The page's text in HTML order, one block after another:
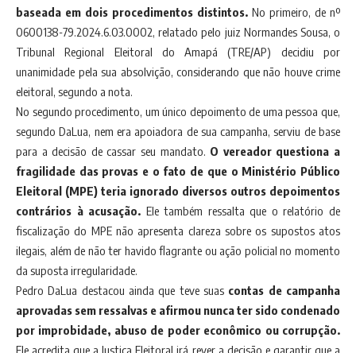
baseada em dois procedimentos distintos. No primeiro, de nº
0600138-79.2024.6.03.0002, relatado pelo juiz Normandes Sousa, o
Tribunal Regional Eleitoral do Amapá (TRE/AP) decidiu por
unanimidade pela sua absolvição, considerando que não houve crime
eleitoral, segundo a nota.
No segundo procedimento, um único depoimento de uma pessoa que,
segundo DaLua, nem era apoiadora de sua campanha, serviu de base
para a decisão de cassar seu mandato. O vereador questiona a
fragilidade das provas e o fato de que o Ministério Público
Eleitoral (MPE) teria ignorado diversos outros depoimentos
contrários à acusação. Ele também ressalta que o relatório de
fiscalização do MPE não apresenta clareza sobre os supostos atos
ilegais, além de não ter havido flagrante ou ação policial no momento
da suposta irregularidade.
Pedro DaLua destacou ainda que teve suas contas de campanha
aprovadas sem ressalvas e afirmou nunca ter sido condenado
por improbidade, abuso de poder econômico ou corrupção.
Ele acredita que a Justiça Eleitoral irá rever a decisão e garantir que a